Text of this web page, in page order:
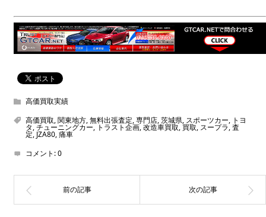
高価買取実績
高価買取,関東地方,無料出張査定,専門店,茨城県, スポーツカー, トヨ
タ,チューニングカー,トラスト企画,改造車買取,買取, スープラ,査
定, JZA80,痛車
コメント:0